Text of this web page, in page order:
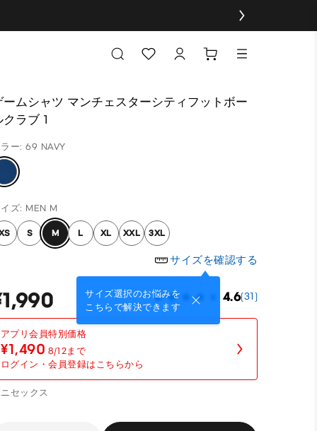
ームシャツ マンチェスターシティフットボー
クラブ 1
ラー: 69 NAVY
ズ: MEN M
S M L XL XXL 3XL
サイズを確認する
サイズ選択のお悩みを
こちらで解決できます
4.6(31)
¥1,490 8/12まで
ログイン・会員登録はこちらから
セックス